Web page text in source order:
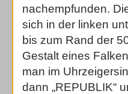
nachempfunden.
sich in der linken
bis zum Rand der
Gestalt eines
man im
dann „REPUBLIK“